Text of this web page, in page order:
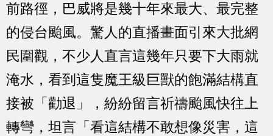
前路徑，巴威將是幾十年來最大、最完整
的侵台颱風。驚人的直播畫面引來大批網
民圍觀，不少人直言這幾年只要下大雨就
淹水，看到這隻魔王級巨獸的飽滿結構直
接被「勸退」，紛紛留言祈禱颱風快往上
轉彎，坦言「看這結構不敢想像災害，這